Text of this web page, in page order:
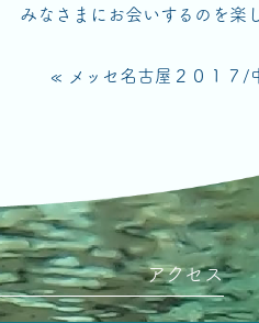
みなさまにお会いするのを楽
« メッセ名古屋２０１７ /
アクセス